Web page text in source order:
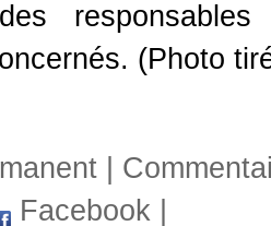
(Photo
Facebook